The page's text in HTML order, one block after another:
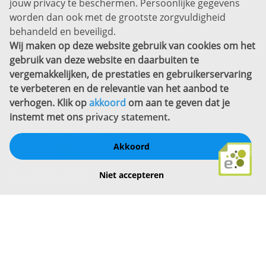
Sitemap
Copyright
Bekijk ook eens
jouw privacy te beschermen. Persoonlijke gegevens
worden dan ook met de grootste zorgvuldigheid
behandeld en beveiligd.
Wij maken op deze website gebruik van cookies om het
gebruik van deze website en daarbuiten te
vergemakkelijken, de prestaties en gebruikerservaring
te verbeteren en de relevantie van het aanbod te
verhogen. Klik opakkoord om aan te geven dat je
instemt met ons privacy statement.
Akkoord
Niet accepteren